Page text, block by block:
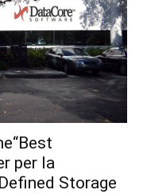
per la
Storage